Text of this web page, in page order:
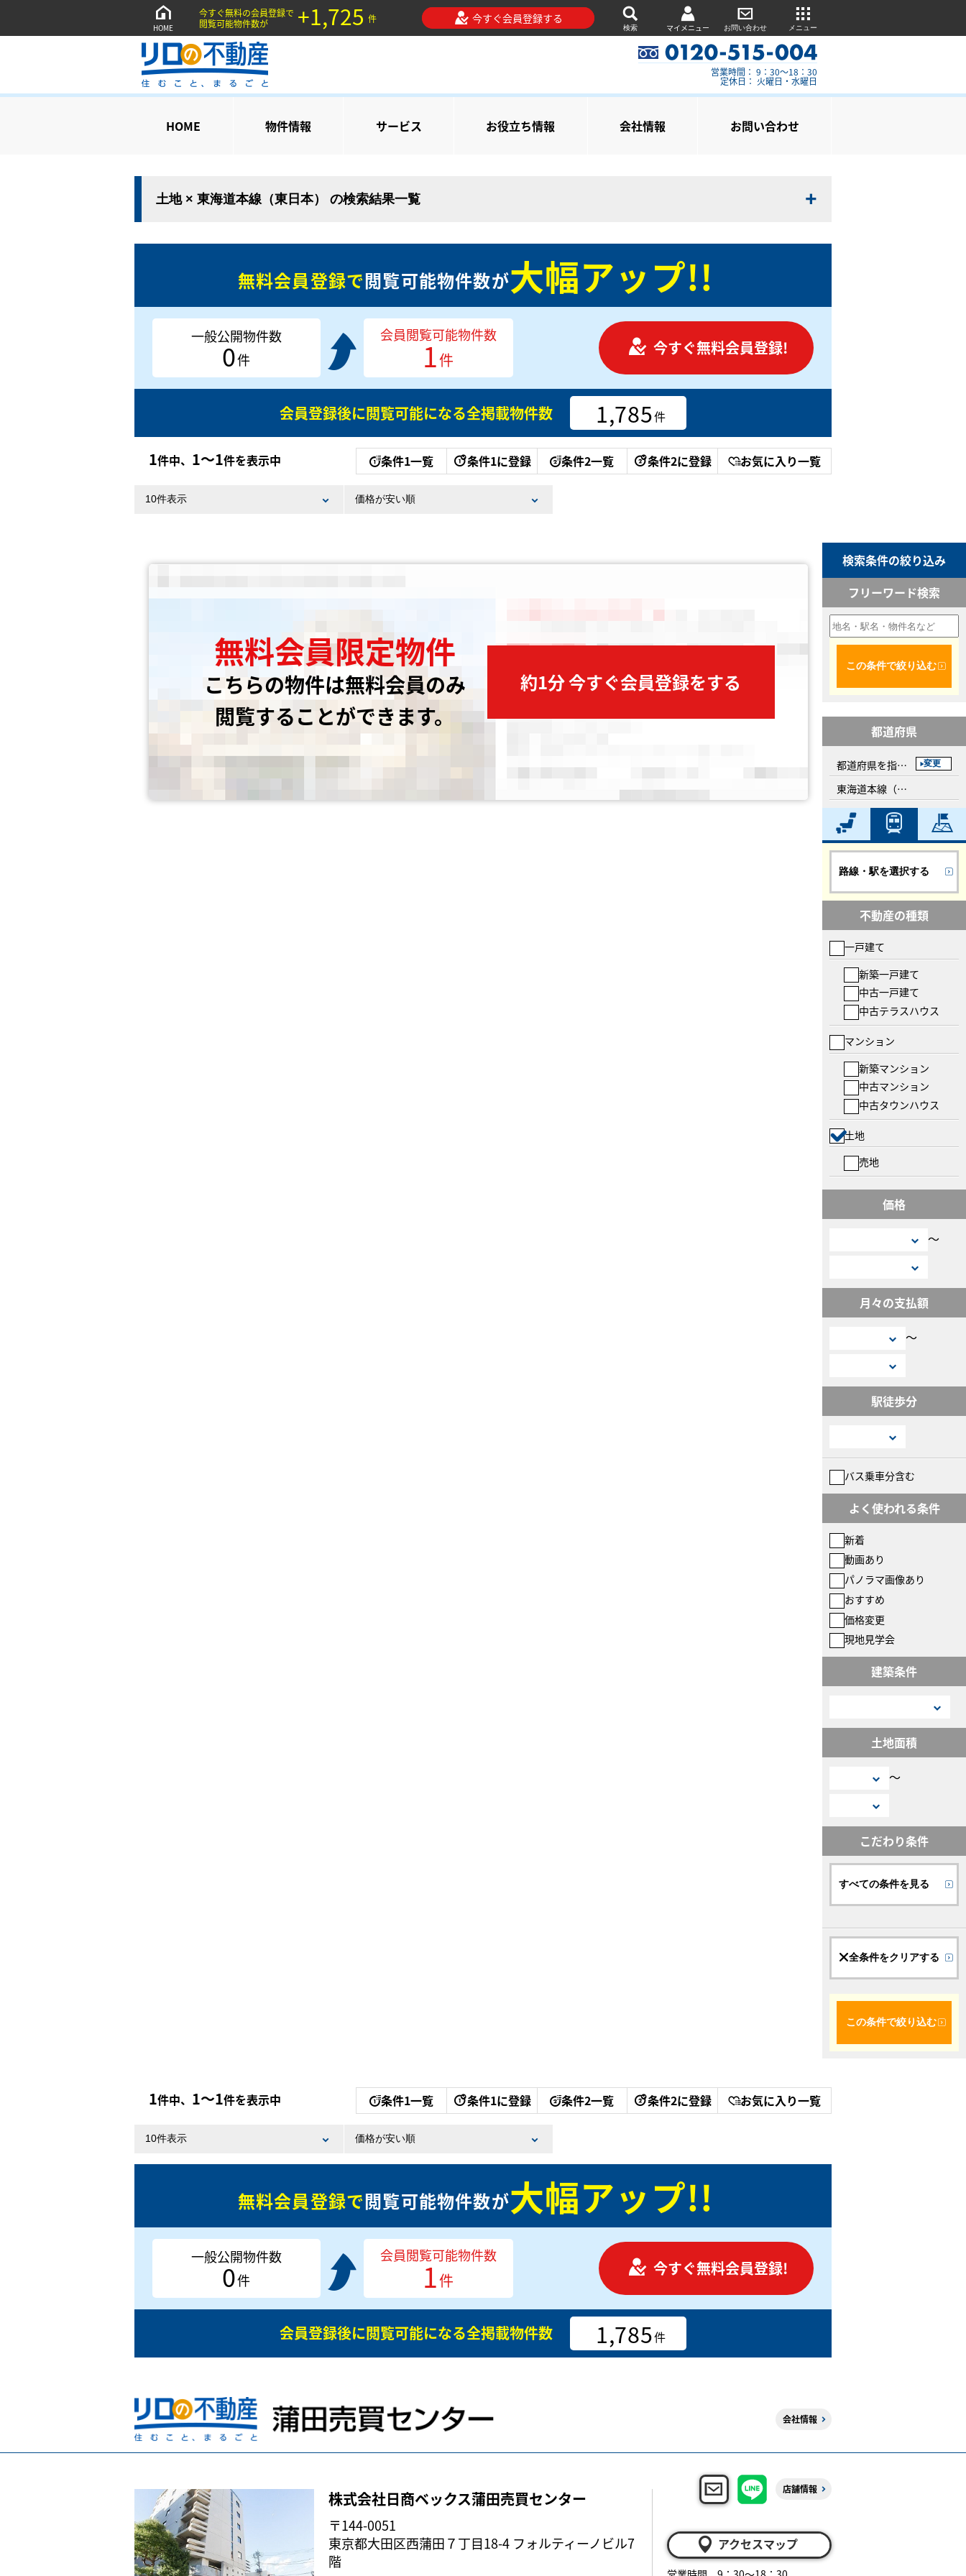
HOME
今すぐ無料の会員登録で
閲覧可能物件数が
+1,725 件 今すぐ会員登録する
検索 マイメニュー お問い合わせ メニュー
営業時間： 9：30～18：30
定休日： 火曜日・水曜日
HOME 物件情報 サービス お役立ち情報 会社情報 お問い合わせ
土地 × 東海道本線（東日本） の検索結果一覧
無料会員登録で閲覧可能物件数が大幅アップ!!
一般公開物件数
0件
会員閲覧可能物件数
1件
今すぐ無料会員登録!
会員登録後に閲覧可能になる全掲載物件数 1,785件
1件中、 1〜1件を表示中 条件1一覧 条件1に登録 条件2一覧 条件2に登録 お気に入り一覧
無料会員限定物件
こちらの物件は無料会員のみ
閲覧することができます。
約1分 今すぐ会員登録をする
検索条件の絞り込み
フリーワード検索
この条件で絞り込む
都道府県
都道府県を指定してください 変更
東海道本線（東日本）
路線・駅を選択する
不動産の種類
一戸建て
新築一戸建て
中古一戸建て
中古テラスハウス
マンション
新築マンション
中古マンション
中古タウンハウス
土地
売地
価格
〜
月々の支払額
〜
駅徒歩分
バス乗車分含む
よく使われる条件
新着
動画あり
パノラマ画像あり
おすすめ
価格変更
現地見学会
建築条件
土地面積
〜
こだわり条件
すべての条件を見る
全条件をクリアする
この条件で絞り込む
1件中、 1〜1件を表示中 条件1一覧 条件1に登録 条件2一覧 条件2に登録 お気に入り一覧
無料会員登録で閲覧可能物件数が大幅アップ!!
一般公開物件数
0件
会員閲覧可能物件数
1件
今すぐ無料会員登録!
会員登録後に閲覧可能になる全掲載物件数 1,785件
会社情報
株式会社日商ベックス蒲田売買センター
〒144-0051
東京都大田区西蒲田７丁目18-4 フォルティーノビル7
階
店舗情報
アクセスマップ